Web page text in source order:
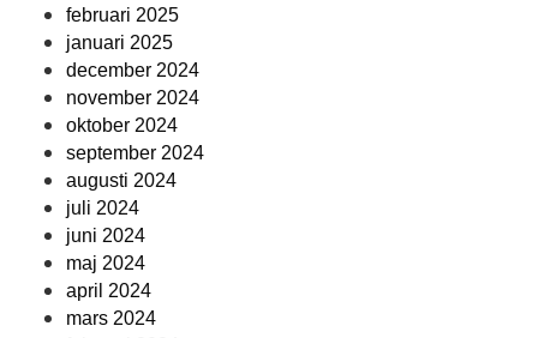
februari 2025
januari 2025
december 2024
november 2024
oktober 2024
september 2024
augusti 2024
juli 2024
juni 2024
maj 2024
april 2024
mars 2024